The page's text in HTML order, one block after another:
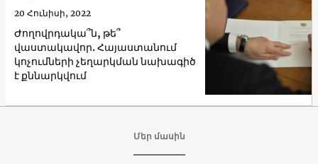
Ժողովրդակա՞ն, թե՞
վաստակավոր. Հայաստանում
կոչումների չեղարկման նախագիծ
է քննարկվում
20 Հունիսի, 2022
Մեր մասին